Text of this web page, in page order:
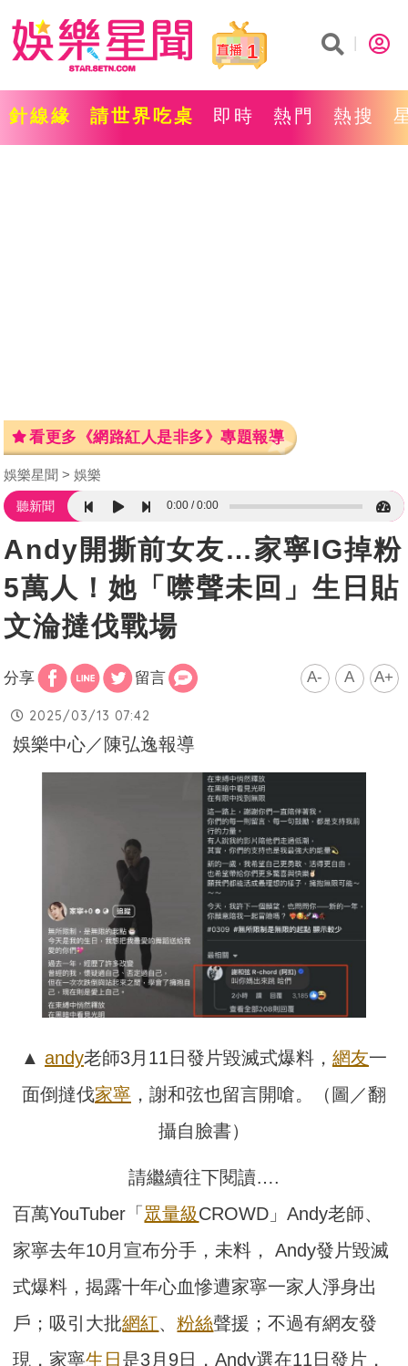
1
針線緣 請世界吃桌 即時 熱門 熱搜
看更多《網路紅人是非多》專題報導
娛樂星聞 娛樂
聽新聞 0:00 0:00
Andy開撕前女友…家寧IG掉粉
5萬人！她「噤聲未回」生日貼
文淪撻伐戰場
分享 留言 A- A A+
2025/03/13 07:42
娛樂中心／陳弘逸報導
▲ andy老師3月11日發片毀滅式爆料， 網友一
面倒撻伐家寧 ，謝和弦也留言開嗆。（圖／翻
攝自臉書）
請繼續往下閱讀….
百萬YouTuber「 眾量級CROWD」Andy老師、
家寧去年10月宣布分手，未料， Andy發片毀滅
式爆料，揭露十年心血慘遭家寧一家人淨身出
戶；吸引大批網紅、粉絲聲援；不過有網友發
現，家寧生日 是3月9日，Andy選在11日發片，